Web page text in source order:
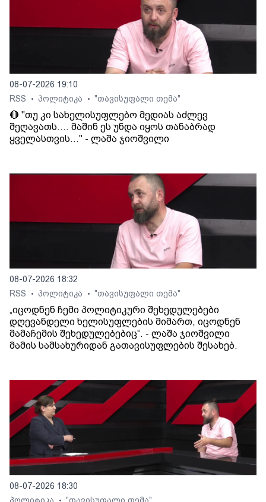
08-07-2026 19:10
RSS
• პოლიტიკა • "თავისუფალი თემა"
🔴 "თუ კი სახელისუფლებო მედიას აძლევ
შეღავათს.... მაშინ ეს უნდა იყოს თანაბრად
ყველასთვის..." - ლაშა ჯიოშვილი
08-07-2026 18:32
RSS
• პოლიტიკა • "თავისუფალი თემა"
„იცოდნენ ჩემი პოლიტიკური შეხედულებები
დღევანდელი ხელისუფლების მიმართ, იცოდნენ
მამაჩემის შეხედულებებიც“. - ლაშა ჯიოშვილი
მამის სამსახურიდან გათავისუფლების შესახებ.
08-07-2026 18:30